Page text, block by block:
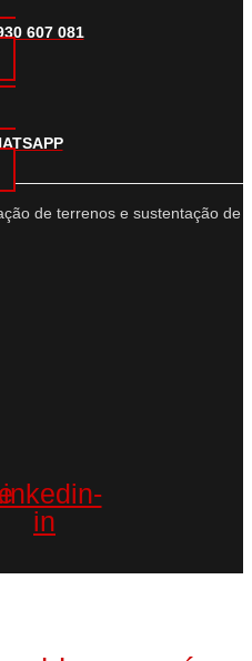
607 081
de terrenos e sustentação de
in